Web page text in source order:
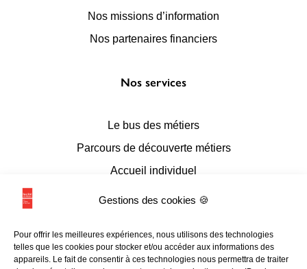
Gestions des cookies 🍪
Pour offrir les meilleures expériences, nous utilisons des technologies
telles que les cookies pour stocker et/ou accéder aux informations des
appareils. Le fait de consentir à ces technologies nous permettra de traiter
Nos missions d’information
Nos partenaires financiers
Nos services
Le bus des métiers
Parcours de découverte métiers
Accueil individuel
Accueil en conseil numérique
Espace documentaire et multimédia
L’accessibilité